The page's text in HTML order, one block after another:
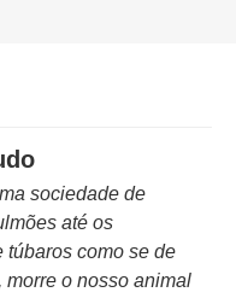
sociedade de
até os
túbaros como se de
morre o nosso animal